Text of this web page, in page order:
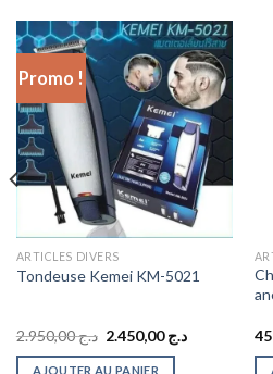
Promo !
ARTICLES DIVERS
Tondeuse Kemei KM-5021
د.ج2.950,00
Le
initial
د.ج2.450,00
Le
AJOUTER AU PANIER